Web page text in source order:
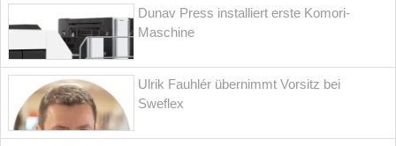
Dunav Press installiert erste Komori-
Maschine
Ulrik Fauhlér übernimmt Vorsitz bei
Sweflex